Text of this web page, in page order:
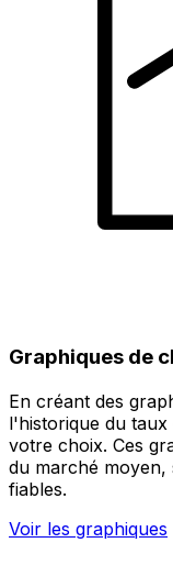
Graphiques de
En créant des
l'historique du taux
votre choix. Ces
du marché moyen,
fiables.
Voir les graphiques